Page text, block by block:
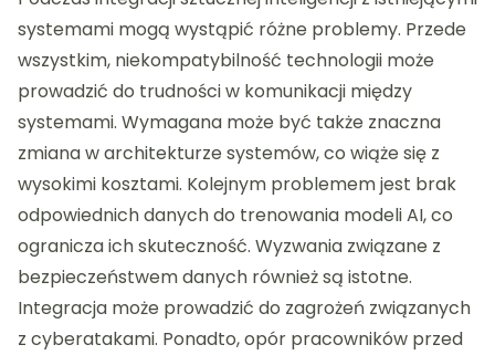
systemami mogą wystąpić różne problemy. Przede
wszystkim, niekompatybilność technologii może
prowadzić do trudności w komunikacji między
systemami. Wymagana może być także znaczna
zmiana w architekturze systemów, co wiąże się z
wysokimi kosztami. Kolejnym problemem jest brak
odpowiednich danych do trenowania modeli AI, co
ogranicza ich skuteczność. Wyzwania związane z
bezpieczeństwem danych również są istotne.
Integracja może prowadzić do zagrożeń związanych
z cyberatakami. Ponadto, opór pracowników przed